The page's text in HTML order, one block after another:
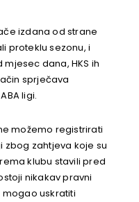
izdana od strane
proteklu sezonu, i
dana, HKS ih
sprječava
ligi.
možemo registrirati
zbog zahtjeva koje su
klubu stavili pred
nikakav pravni
mogao uskratiti